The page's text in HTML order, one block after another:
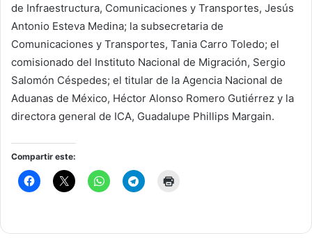
de Infraestructura, Comunicaciones y Transportes, Jesús
Antonio Esteva Medina; la subsecretaria de
Comunicaciones y Transportes, Tania Carro Toledo; el
comisionado del Instituto Nacional de Migración, Sergio
Salomón Céspedes; el titular de la Agencia Nacional de
Aduanas de México, Héctor Alonso Romero Gutiérrez y la
directora general de ICA, Guadalupe Phillips Margain.
Compartir este: